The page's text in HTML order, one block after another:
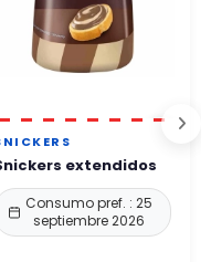
extendidos
Consumo pref. : 25
septiembre 2026